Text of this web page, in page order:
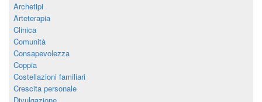
Archetipi
Arteterapia
Clinica
Comunità
Consapevolezza
Coppia
Costellazioni familiari
Crescita personale